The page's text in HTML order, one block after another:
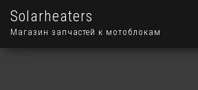
Solarheaters
Магазин запчастей к мотоблокам